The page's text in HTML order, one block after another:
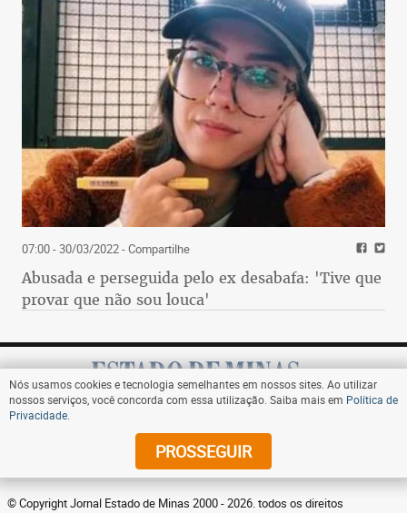
07:00 - 30/03/2022- Compartilhe
Abusada e perseguida pelo ex desabafa: 'Tive que
provar que não sou louca'
Nós usamos cookies e tecnologia semelhantes em nossos sites. Ao utilizar
nossos serviços, você concorda com essa utilização. Saiba mais em Política de
Privacidade
PROSSEGUIR
Assine
© Copyright Jornal Estado de Minas 2000 - 2026. todos os direitos